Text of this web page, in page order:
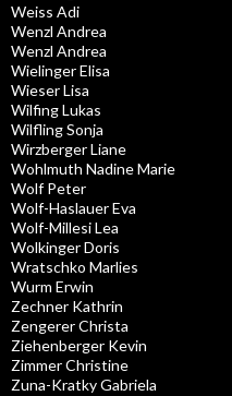
Weiss Adi
Wenzl Andrea
Wenzl Andrea
Wielinger Elisa
Wieser Lisa
Wilfing Lukas
Wilfling Sonja
Wirzberger Liane
Wohlmuth Nadine Marie
Wolf Peter
Wolf-Haslauer Eva
Wolf-Millesi Lea
Wolkinger Doris
Wratschko Marlies
Wurm Erwin
Zechner Kathrin
Zengerer Christa
Ziehenberger Kevin
Zimmer Christine
Zuna-Kratky Gabriela